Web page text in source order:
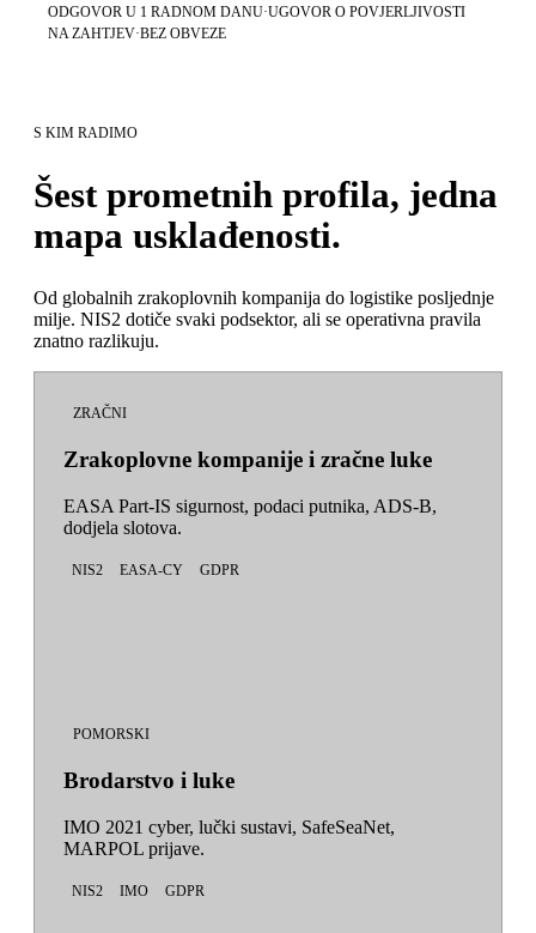
ODGOVOR U 1 RADNOM DANU·UGOVOR O POVJERLJIVOSTI
NA ZAHTJEV·BEZ OBVEZE
S KIM RADIMO
Šest prometnih profila, jedna
mapa usklađenosti.
Od globalnih zrakoplovnih kompanija do logistike posljednje
milje. NIS2 dotiče svaki podsektor, ali se operativna pravila
znatno razlikuju.
ZRAČNI
Zrakoplovne kompanije i zračne luke
EASA Part-IS sigurnost, podaci putnika, ADS-B,
dodjela slotova.
NIS2 EASA-CY GDPR
POMORSKI
Brodarstvo i luke
IMO 2021 cyber, lučki sustavi, SafeSeaNet,
MARPOL prijave.
NIS2 IMO GDPR